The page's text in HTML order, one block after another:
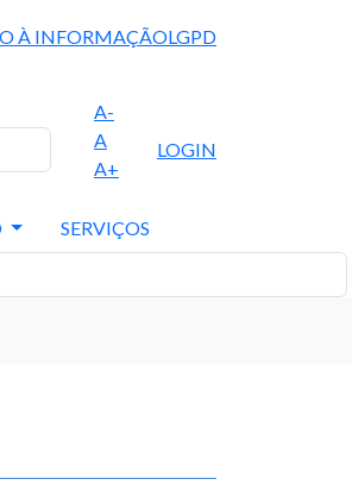
À INFORMAÇÃOLGPD
A-
A
A+
LOGIN
SERVIÇOS